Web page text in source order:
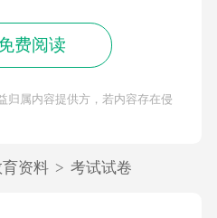
费阅读
归属内容提供方，若内容存在侵
资料 > 考试试卷